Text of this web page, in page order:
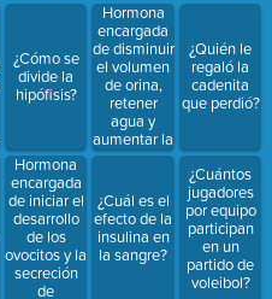
¿Cómo se
divide la
hipófisis?
Hormona
encargada
de iniciar el
desarrollo
de los
ovocitos y la
secreción
de
Hormona
encargada
de disminuir
el volumen
de orina,
retener
agua y
aumentar la
tensión
¿Cuál es el
efecto de la
insulina en
la sangre?
¿Quién le
regaló la
cadenita
que perdió?
¿Cuántos
jugadores
por equipo
participan
en un
partido de
voleibol?